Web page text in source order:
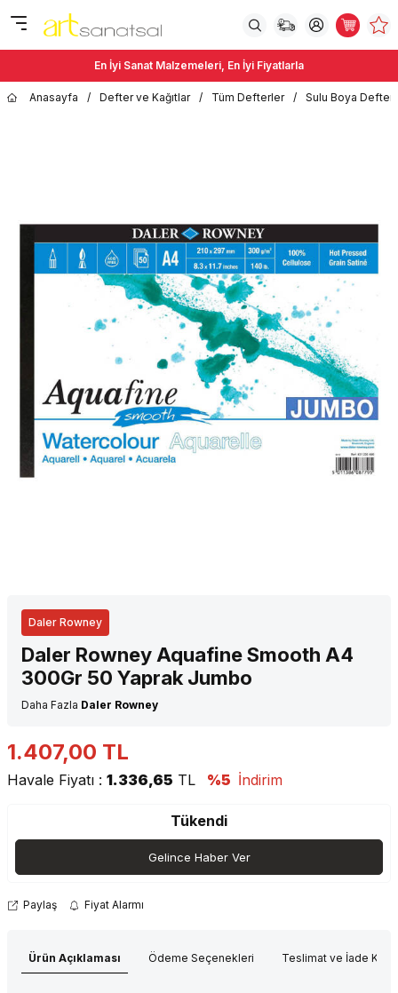
En İyi Sanat Malzemeleri, En İyi Fiyatlarla
Anasayfa / Defter ve Kağıtlar / Tüm Defterler / Sulu Boya
Daler Rowney
Daler Rowney Aquafine Smooth A4
300Gr 50 Yaprak Jumbo
Daha Fazla Daler Rowney
1.407,00 TL
Havale Fiyatı : 1.336,65 TL %5 İndirim
Tükendi
Gelince Haber Ver
Paylaş Fiyat Alarmı
Ürün Açıklaması Ödeme Seçenekleri Teslimat ve İade